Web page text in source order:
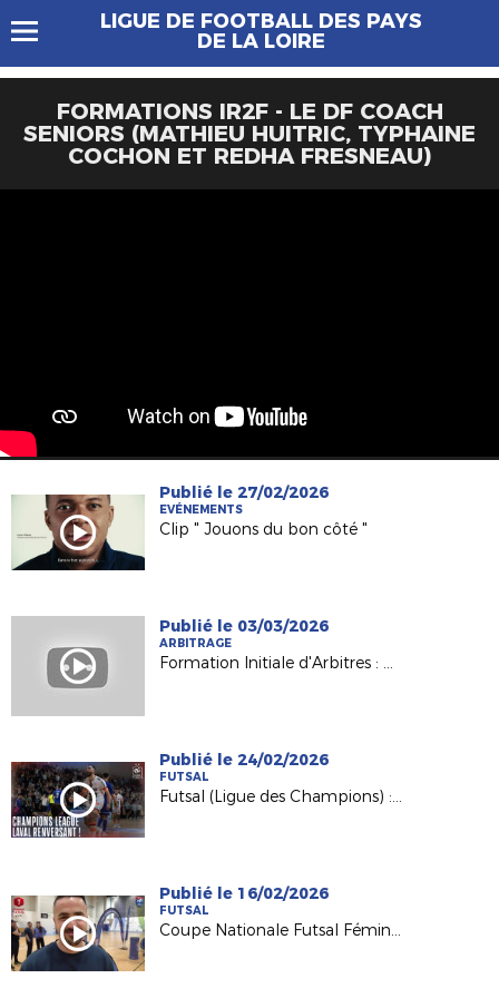
LIGUE DE FOOTBALL DES PAYS
DE LA LOIRE
FORMATIONS IR2F - LE DF COACH
SENIORS (MATHIEU HUITRIC, TYPHAINE
COCHON ET REDHA FRESNEAU)
Publié le 27/02/2026
EVÉNEMENTS
Clip " Jouons du bon côté "
Publié le 03/03/2026
ARBITRAGE
Formation Initiale d'Arbitres : Nathalie, formatrice et référente du Pôle féminin
Publié le 24/02/2026
FUTSAL
Futsal (Ligue des Champions) : la remontada de l'Etoile Lavalloise (5-4) !
Publié le 16/02/2026
FUTSAL
Coupe Nationale Futsal Féminine : l'analyse de Christophe Benmaza (coach Montaigu VF)